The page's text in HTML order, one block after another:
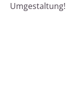
Umgestaltung!